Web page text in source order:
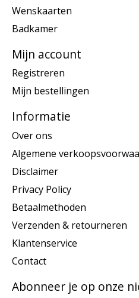
Wenskaarten
Badkamer
Mijn account
Registreren
Mijn bestellingen
Informatie
Over ons
Algemene
Disclaimer
Privacy Policy
Betaalmethoden
Verzenden & retourneren
Klantenservice
Contact
Abonneer je op onze